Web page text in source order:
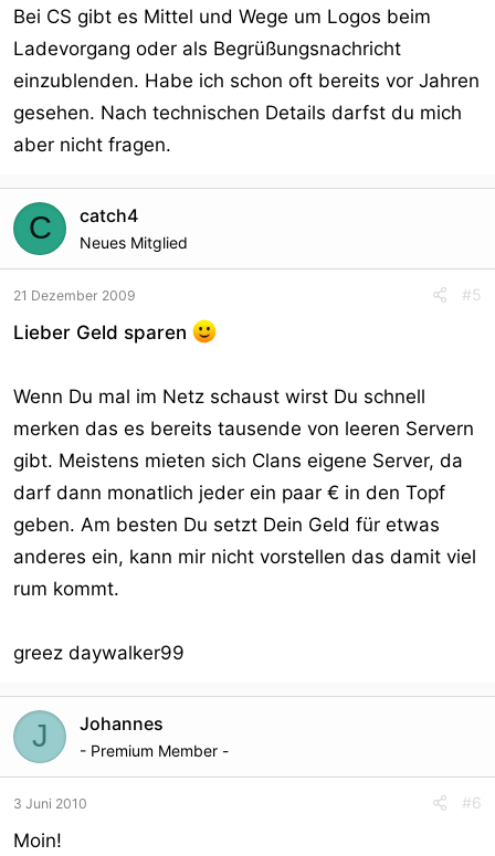
Bei CS gibt es Mittel und Wege um Logos beim
Ladevorgang oder als Begrüßungsnachricht
einzublenden. Habe ich schon oft bereits vor Jahren
gesehen. Nach technischen Details darfst du mich
aber nicht fragen.
C catch4
Neues Mitglied
21 Dezember 2009 #5
Lieber Geld sparen
Wenn Du mal im Netz schaust wirst Du schnell
merken das es bereits tausende von leeren Servern
gibt. Meistens mieten sich Clans eigene Server, da
darf dann monatlich jeder ein paar € in den Topf
geben. Am besten Du setzt Dein Geld für etwas
anderes ein, kann mir nicht vorstellen das damit viel
rum kommt.
greez daywalker99
J Johannes
- Premium Member -
3 Juni 2010 #6
Moin!